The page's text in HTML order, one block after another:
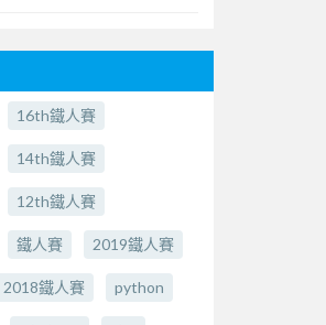
16th鐵人賽
14th鐵人賽
12th鐵人賽
鐵人賽 2019鐵人賽
2018鐵人賽 python